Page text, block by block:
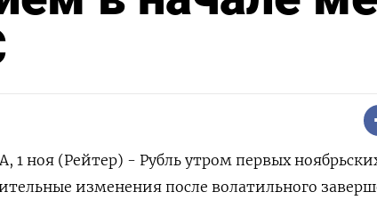
1 ноя (Рейтер) - Рубль утром первых
изменения после волатильного